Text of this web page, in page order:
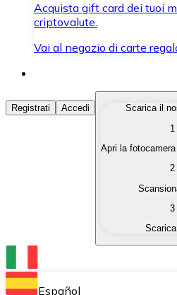
Acquista gift card dei tuoi
criptovalute.
Vai al negozio di carte
Acquista Criptovalute
Acquista le criptovalute
Converti le tue
Scambia una criptovaluta
Conserva le tue cripto in un
Registrati Accedi
Scarica il
1
Apri la
2
3
Español